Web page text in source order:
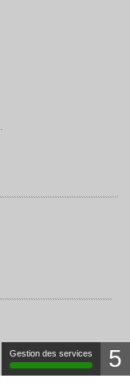
Gestion des services 5